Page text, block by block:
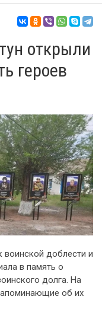
открыли
героев
воинской доблести и
в память о
долга. На
об их